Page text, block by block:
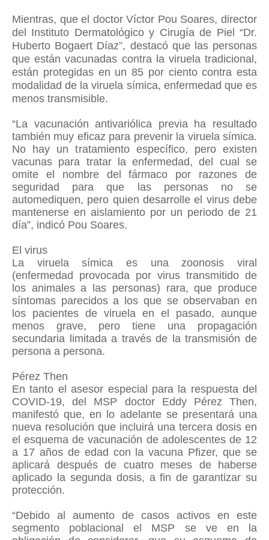
Mientras, que el doctor Víctor Pou Soares, director
del Instituto Dermatológico y Cirugía de Piel “Dr.
Huberto Bogaert Díaz”, destacó que las personas
que están vacunadas contra la viruela tradicional,
están protegidas en un 85 por ciento contra esta
modalidad de la viruela símica, enfermedad que es
menos transmisible.
“La vacunación antivariólica previa ha resultado
también muy eficaz para prevenir la viruela símica.
No hay un tratamiento específico, pero existen
vacunas para tratar la enfermedad, del cual se
omite el nombre del fármaco por razones de
seguridad para que las personas no se
automediquen, pero quien desarrolle el virus debe
mantenerse en aislamiento por un periodo de 21
día”, indicó Pou Soares.
El virus
La viruela símica es una zoonosis viral
(enfermedad provocada por virus transmitido de
los animales a las personas) rara, que produce
síntomas parecidos a los que se observaban en
los pacientes de viruela en el pasado, aunque
menos grave, pero tiene una propagación
secundaria limitada a través de la transmisión de
persona a persona.
Pérez Then
En tanto el asesor especial para la respuesta del
COVID-19, del MSP doctor Eddy Pérez Then,
manifestó que, en lo adelante se presentará una
nueva resolución que incluirá una tercera dosis en
el esquema de vacunación de adolescentes de 12
a 17 años de edad con la vacuna Pfizer, que se
aplicará después de cuatro meses de haberse
aplicado la segunda dosis, a fin de garantizar su
protección.
“Debido al aumento de casos activos en este
segmento poblacional el MSP se ve en la